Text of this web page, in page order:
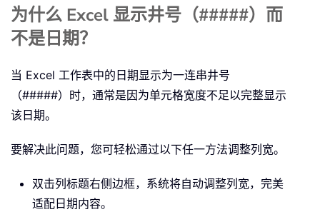
为什么 Excel 显示井号（#####）而
不是日期？
当 Excel 工作表中的日期显示为一连串井号
（#####）时，通常是因为单元格宽度不足以完整显示
该日期。
要解决此问题，您可轻松通过以下任一方法调整列宽。
双击列标题右侧边框，系统将自动调整列宽，完美
适配日期内容。